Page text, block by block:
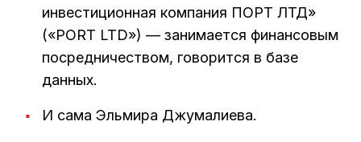
инвестиционная компания ПОРТ ЛТД»
(«PORT LTD») — занимается финансовым
посредничеством, говорится в базе
данных.
И сама Эльмира Джумалиева.